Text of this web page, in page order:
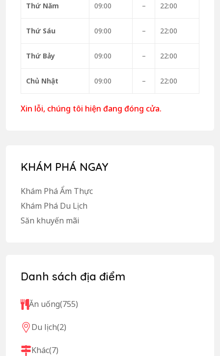
Thứ Năm 09:00 – 22:00
Thứ Sáu 09:00 – 22:00
Thứ Bảy 09:00 – 22:00
Chủ Nhật 09:00 – 22:00
Xin lỗi, chúng tôi hiện đang đóng cửa.
KHÁM PHÁ NGAY
Khám Phá Ẩm Thực
Khám Phá Du Lịch
Săn khuyến mãi
Danh sách địa điểm
Ăn uống(755)
Du lịch(2)
Khác(7)